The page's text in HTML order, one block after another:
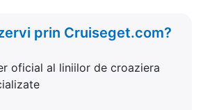
prin Cruiseget.com?
oficial al liniilor de croaziera